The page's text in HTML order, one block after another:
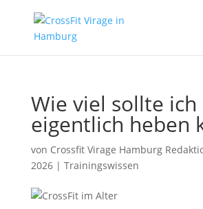
Wie viel sollte ich
eigentlich heben
von Crossfit Virage Hamburg
2026| Trainingswissen